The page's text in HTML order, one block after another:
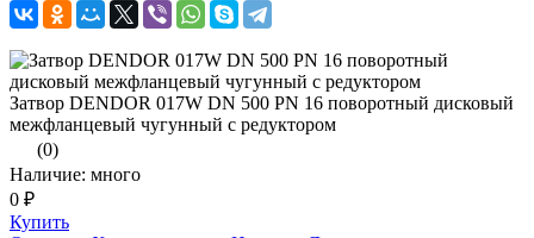
Затвор DENDOR 017W DN 500 PN 16 поворотный дисковый
межфланцевый чугунный с редуктором
(0)
Наличие: много
0 ₽
Купить